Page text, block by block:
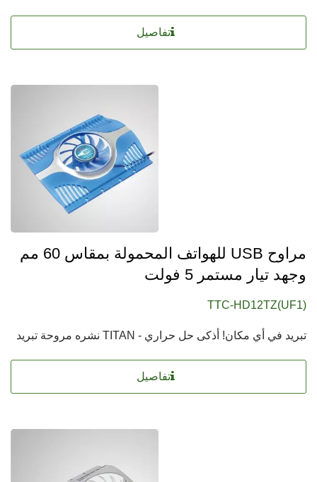
تفاصيل
مراوح USB للهواتف المحمولة بمقاس 60 مم
وجهد تيار مستمر 5 فولت
TTC-HD12TZ(UF1)
تبريد في أي مكان! أذكى حل حراري - TITAN نشره مروحة تبريد
تفاصيل